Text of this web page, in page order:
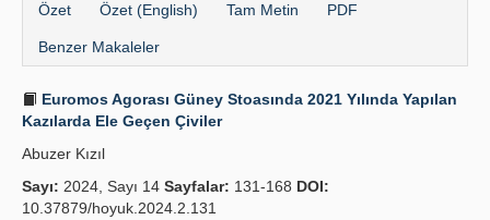
Özet Özet (English) Tam Metin PDF
Benzer Makaleler
Euromos Agorası Güney Stoasında 2021 Yılında Yapılan
Kazılarda Ele Geçen Çiviler
Abuzer Kızıl
Sayı: 2024, Sayı 14 Sayfalar: 131-168 DOI:
10.37879/hoyuk.2024.2.131